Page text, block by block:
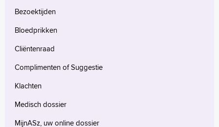
Bezoektijden
Bloedprikken
Cliëntenraad
Complimenten of Suggestie
Klachten
Medisch dossier
MijnASz, uw online dossier